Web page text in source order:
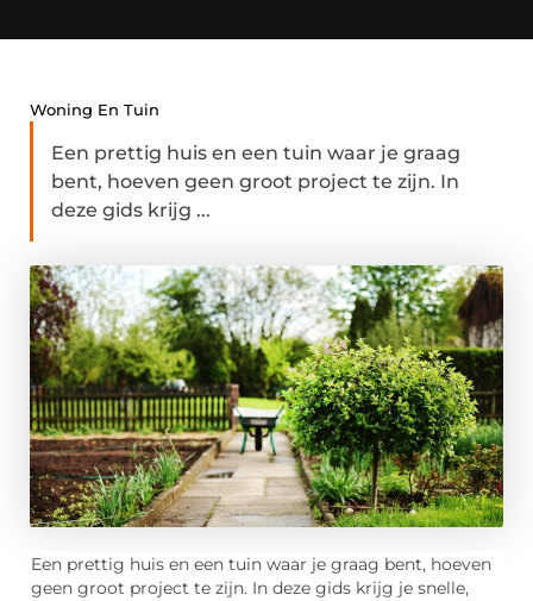
Woning En Tuin
Een prettig huis en een tuin waar je graag
bent, hoeven geen groot project te zijn. In
deze gids krijg ...
Een prettig huis en een tuin waar je graag bent, hoeven
geen groot project te zijn. In deze gids krijg je snelle,